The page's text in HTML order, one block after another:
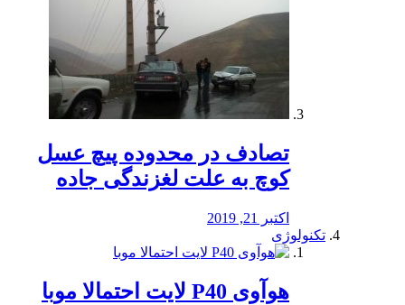
تصادف در محدوده پیچ عسل
کوچ به علت لغزندگی جاده
اکتبر 21, 2019
تکنولوژی
هوآوی P40 لایت احتمالا موبا